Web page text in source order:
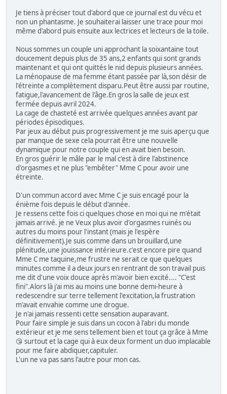
Je tiens à préciser tout d'abord que ce journal est du vécu et
non un phantasme. Je souhaiterai laisser une trace pour moi
même d'abord puis ensuite aux lectrices et lecteurs de la toile.
Nous sommes un couple uni approchant la soixantaine tout
doucement depuis plus de 35 ans,2 enfants qui sont grands
maintenant et qui ont quittés le nid depuis plusieurs années.
La ménopause de ma femme étant passée par là,son désir de
l'étreinte a complètement disparu.Peut être aussi par routine,
fatigue,l'avancement de l'âge.En gros la salle de jeux est
fermée depuis avril 2024.
La cage de chasteté est arrivée quelques années avant par
périodes épisodiques.
Par jeux au début puis progressivement je me suis aperçu que
par manque de sexe cela pourrait être une nouvelle
dynamique pour notre couple qui en avait bien besoin.
En gros guérir le mâle par le mal c'est à dire l'abstinence
d'orgasmes et ne plus "embêter" Mme C pour avoir une
étreinte.
D'un commun accord avec Mme C je suis encagé pour la
énième fois depuis le début d'année.
Je ressens cette fois ci quelques chose en moi qui ne m'était
jamais arrivé. je ne Veux plus avoir d'orgasmes ruinés ou
autres du moins pour l'instant (mais je l'espère
définitivement).Je suis comme dans un brouillard,une
plénitude,une jouissance intérieure.c'est encore pire quand
Mme C me taquine,me frustre ne serait ce que quelques
minutes comme il a deux jours en rentrant de son travail puis
me dit d'une voix douce après m'avoir bien excité.... "C'est
fini".Alors là j'ai mis au moins une bonne demi-heure à
redescendre sur terre tellement l'excitation,la frustration
m'avait envahie comme une drogue.
Je n'ai jamais ressenti cette sensation auparavant.
Pour faire simple je suis dans un cocon à l'abri du monde
extérieur et je me sens tellement bien et tout ça grâce à Mme
😘 surtout et la cage qui à eux deux forment un duo implacable
pour me faire abdiquer,capituler.
L'un ne va pas sans l'autre pour mon cas.